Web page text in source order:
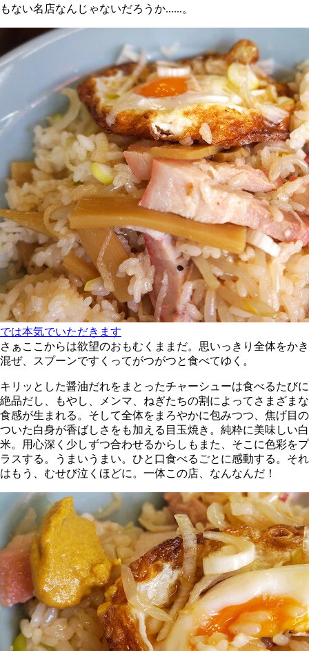
もない名店なんじゃないだろうか......。
では本気でいただきます
さぁここからは欲望のおもむくままだ。思いっきり全体をかき
混ぜ、スプーンですくってがつがつと食べてゆく。
キリッとした醤油だれをまとったチャーシューは食べるたびに
絶品だし、もやし、メンマ、ねぎたちの割によってさまざまな
食感が生まれる。そして全体をまろやかに包みつつ、焦げ目の
ついた白身が香ばしさをも加える目玉焼き。純粋に美味しい白
米。用心深く少しずつ合わせるからしもまた、そこに色彩をプ
ラスする。うまいうまい。ひと口食べるごとに感動する。それ
はもう、むせび泣くほどに。一体この店、なんなんだ！